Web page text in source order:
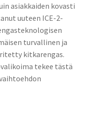
asiakkaiden kovasti
uuteen ICE-2-
turvallinen ja
kitkarengas.
tekee tästä